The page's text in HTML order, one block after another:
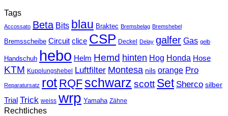
Tags
Accossato Beta Bits blau Braktec Bremsbelag Bremshebel
Bremsscheibe Circuit clice CSP Deckel Delay galfer Gas gelb
Handschuh hebo Helm Hemd hinten Hog Honda Hose
KTM Kupplungshebel Luftfilter Montesa nils orange Pro
Reparatursatz rot RQF schwarz scott Set Sherco silber
Trial Trick weiss wrp Yamaha Zähne
Rechtliches